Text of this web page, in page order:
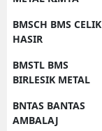
BMSCH BMS CELIK
HASIR
BMSTL BMS
BIRLESIK METAL
BNTAS BANTAS
AMBALAJ